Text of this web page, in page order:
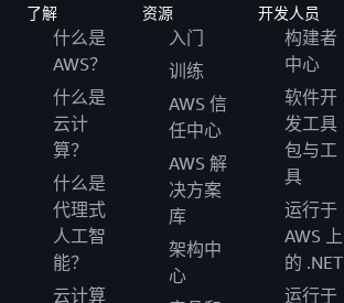
了解
什么是
AWS？
什么是
云计
算？
什么是
代理式
人工智
能？
云计算
资源
入门
训练
AWS 信
任中心
AWS 解
决方案
库
架构中
心
开发人员
构建者
中心
软件开
发工具
包与工
具
运行于
AWS 上
的 .NET
运行于